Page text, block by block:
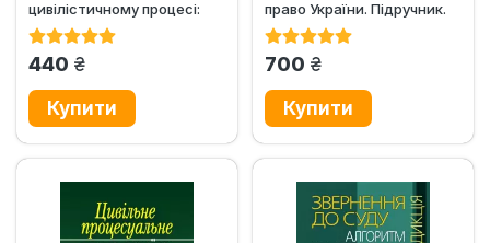
цивілістичному процесі:
нотаріат, суд, виконавче...
440 грн.
право України. Підручник.
Том 2
700 грн.